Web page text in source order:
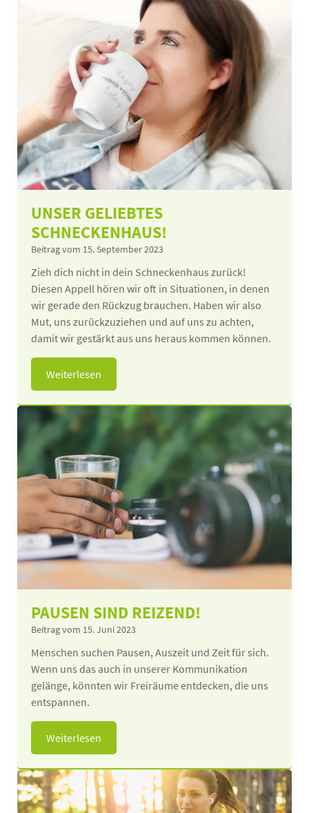
UNSER GELIEBTES
SCHNECKENHAUS!
Beitrag vom 15. September 2023
Zieh dich nicht in dein Schneckenhaus zurück!
Diesen Appell hören wir oft in Situationen, in denen
wir gerade den Rückzug brauchen. Haben wir also
Mut, uns zurückzuziehen und auf uns zu achten,
damit wir gestärkt aus uns heraus kommen können.
Weiterlesen
PAUSEN SIND REIZEND!
Beitrag vom 15. Juni 2023
Menschen suchen Pausen, Auszeit und Zeit für sich.
Wenn uns das auch in unserer Kommunikation
gelänge, könnten wir Freiräume entdecken, die uns
entspannen.
Weiterlesen